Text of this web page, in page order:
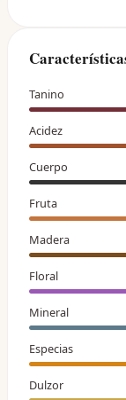
Tanino
Acidez
Cuerpo
Fruta
Madera
Floral
Mineral
Especias
Dulzor